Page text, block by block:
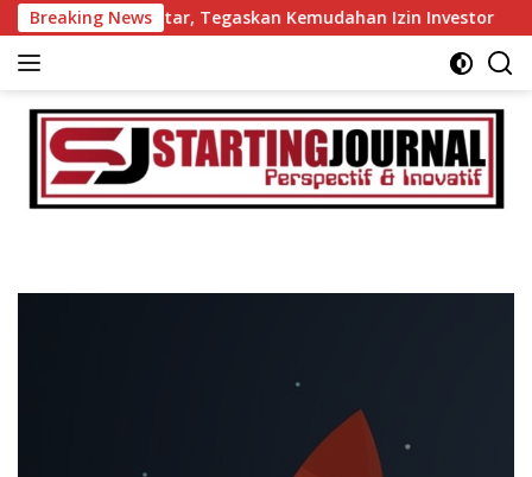
Langsung
ke
konten
Breaking News
Tanah Datar, Tegaskan Kemudahan Izin Investor